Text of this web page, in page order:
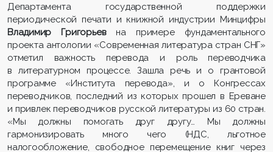
Департамента государственной поддержки
периодической печати и книжной индустрии Минцифры
Владимир Григорьевна примере фундаментального
проекта антологии «Современная литература стран СНГ»
отметил важность перевода и роль переводчика
в литературном процессе. Зашла речь и о грантовой
программе «Института перевода», и о Конгрессах
переводчиков, последний из которых прошел в Ереване
и привлек переводчиков русской литературы из 60 стран.
«Мы должны помогать друг другу… Мы должны
гармонизировать много чего (НДС, льготное
налогообложение, свободное перемещение книг через